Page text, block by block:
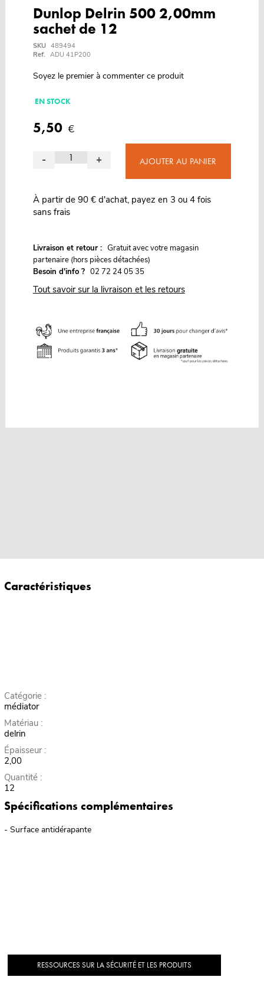
Dunlop Delrin 500 2,00mm
sachet de 12
SKU 489494
Ref. ADU 41P200
Soyez le premier à commenter ce produit
EN STOCK
5,50 €
- + AJOUTER AU PANIER
À partir de 90 € d'achat, payez en 3 ou 4 fois
sans frais
Livraison et retour : Gratuit avec votre magasin
partenaire (hors pièces détachées)
Besoin d'info ? 02 72 24 05 35
Tout savoir sur la livraison et les retours
Caractéristiques
Catégorie :
médiator
Matériau :
delrin
Épaisseur :
2,00
Quantité :
12
Spécifications complémentaires
- Surface antidérapante
RESSOURCES SUR LA SÉCURITÉ ET LES PRODUITS